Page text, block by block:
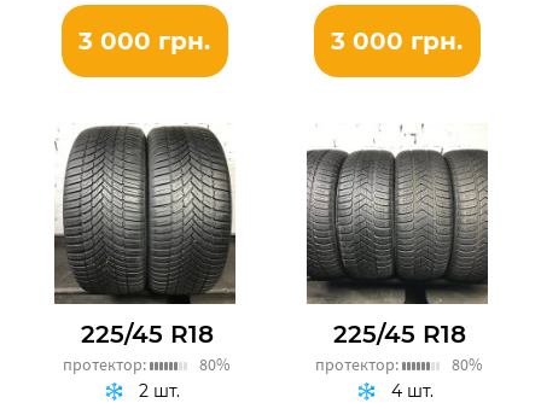
3 000 грн. 3 000 грн.
225/45 R18
протектор: 80%
2 шт.
225/45 R18
протектор: 80%
4 шт.